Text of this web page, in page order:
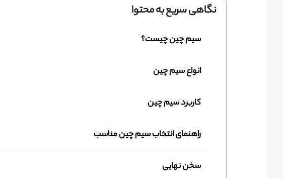
نگاهی سریع به محتوا
سیم چین چیست؟
انواع سیم چین
کاربرد سیم چین
راهنمای انتخاب سیم چین مناسب
سخن نهایی